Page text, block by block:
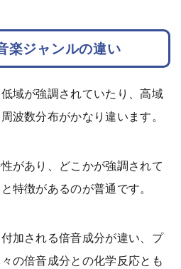
楽ジャンルの違い
域が強調されていたり、高域
波数分布がかなり違います。
があり、どこかが強調されて
特徴があるのが普通です。
加される倍音成分が違い、プ
の倍音成分との化学反応とも